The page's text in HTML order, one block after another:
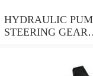
HYDRAULIC
STEERING GEAR